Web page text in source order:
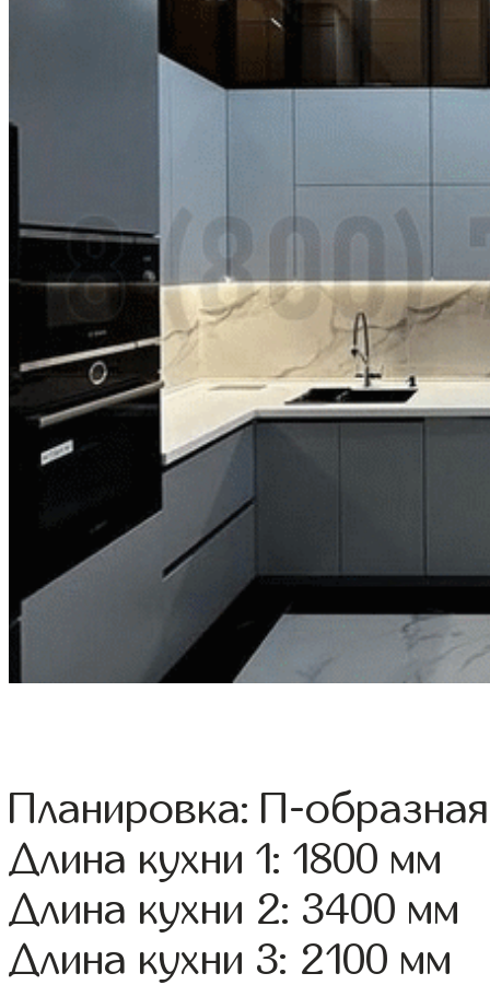
Планировка: П-образная
Длина кухни 1: 1800 мм
Длина кухни 2: 3400 мм
Длина кухни 3: 2100 мм